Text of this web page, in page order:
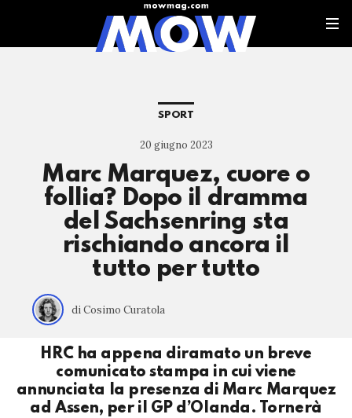
SPORT
20 giugno 2023
Marc Marquez, cuore o
follia? Dopo il dramma
del Sachsenring sta
rischiando ancora il
tutto per tutto
di Cosimo Curatola
HRC ha appena diramato un breve
comunicato stampa in cui viene
annunciata la presenza di Marc Marquez
ad Assen, per il GP d’Olanda. Tornerà